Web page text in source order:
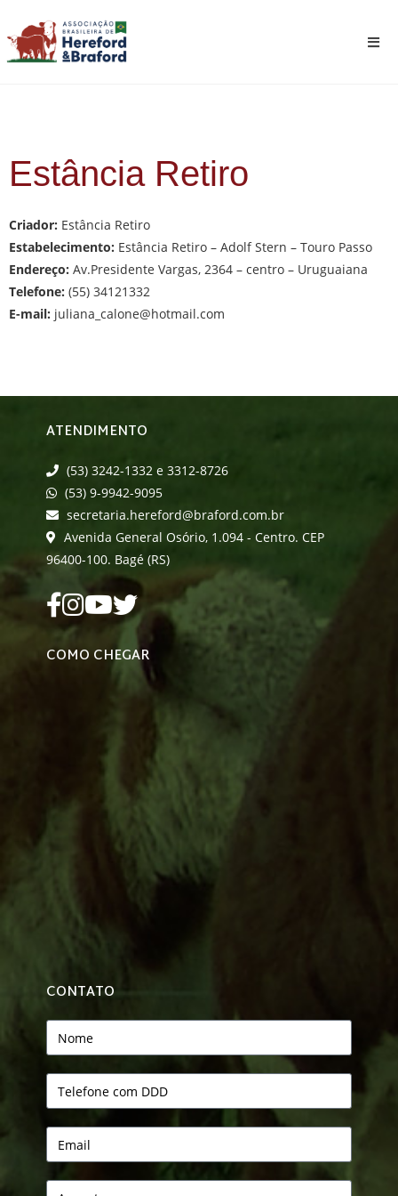
Estância Retiro
Criador: Estância Retiro
Estabelecimento: Estância Retiro – Adolf Stern – Touro Passo
Endereço: Av.Presidente Vargas, 2364 – centro – Uruguaiana
Telefone: (55) 34121332
E-mail: juliana_calone@hotmail.com
ATENDIMENTO
(53) 3242-1332 e 3312-8726
(53) 9-9942-9095
secretaria.hereford@braford.com.br
Avenida General Osório, 1.094 - Centro. CEP
96400-100. Bagé (RS)
COMO CHEGAR
CONTATO